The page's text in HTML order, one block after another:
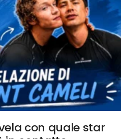
con quale star